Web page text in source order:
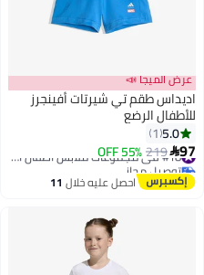
عرض الميجا 📣
اديداس طقم تي شيرتات أفينجرز
للأطفال الرضع
5.0
1
97
219
55% OFF
توصيل مجاني
احصل عليه خلال 11